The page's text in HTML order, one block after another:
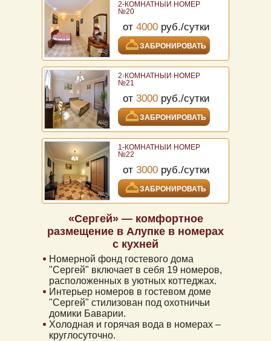
2-КОМНАТНЫЙ НОМЕР
№20
от 4000 руб./сутки
ЗАБРОНИРОВАТЬ
2-КОМНАТНЫЙ НОМЕР
№21
от 3000 руб./сутки
ЗАБРОНИРОВАТЬ
1-КОМНАТНЫЙ НОМЕР
№22
от 3000 руб./сутки
ЗАБРОНИРОВАТЬ
«Сергей» — комфортное
размещение в Алупке в номерах
с кухней
Номерной фонд гостевого дома
"Сергей" включает в себя 19 номеров,
расположенных в уютных коттеджах.
Интерьер номеров в гостевом доме
"Сергей" стилизован под охотничьи
домики Баварии.
Холодная и горячая вода в номерах –
круглосуточно.